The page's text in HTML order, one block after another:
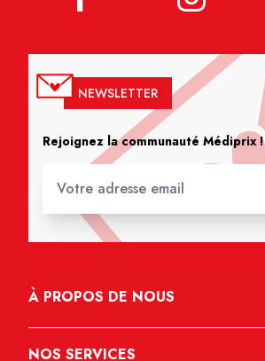
NEWSLETTER
Rejoignez la communauté Médiprix !
À PROPOS DE NOUS
NOS SERVICES